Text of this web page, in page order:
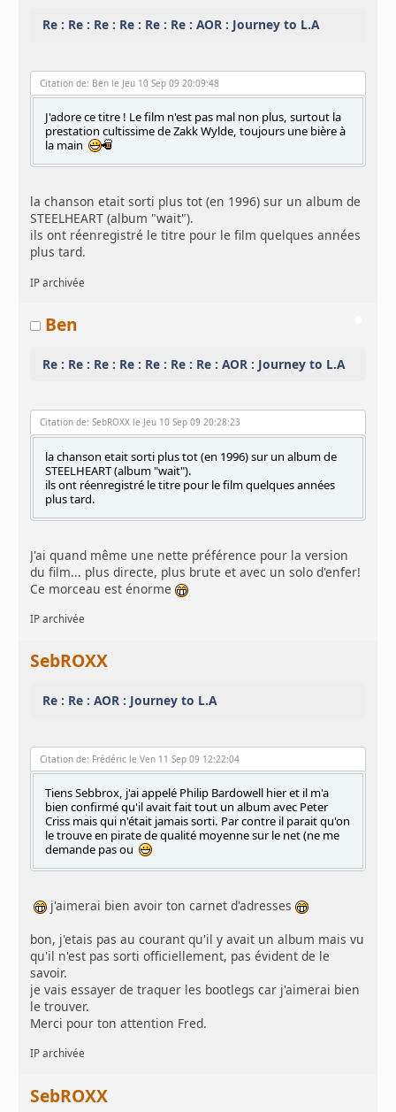
Re : Re : Re : Re : Re : Re : AOR : Journey to L.A
Citation de: Ben le Jeu 10 Sep 09 20:09:48
J'adore ce titre ! Le film n'est pas mal non plus, surtout la
prestation cultissime de Zakk Wylde, toujours une bière à
la main
la chanson etait sorti plus tot (en 1996) sur un album de
STEELHEART (album "wait").
ils ont réenregistré le titre pour le film quelques années
plus tard.
IP archivée
Ben
Re : Re : Re : Re : Re : Re : Re : AOR : Journey to L.A
Citation de: SebROXX le Jeu 10 Sep 09 20:28:23
la chanson etait sorti plus tot (en 1996) sur un album de
STEELHEART (album "wait").
ils ont réenregistré le titre pour le film quelques années
plus tard.
J'ai quand même une nette préférence pour la version
du film... plus directe, plus brute et avec un solo d'enfer!
Ce morceau est énorme
IP archivée
SebROXX
Re : Re : AOR : Journey to L.A
Citation de: Frédéric le Ven 11 Sep 09 12:22:04
Tiens Sebbrox, j'ai appelé Philip Bardowell hier et il m'a
bien confirmé qu'il avait fait tout un album avec Peter
Criss mais qui n'était jamais sorti. Par contre il parait qu'on
le trouve en pirate de qualité moyenne sur le net (ne me
demande pas ou
j'aimerai bien avoir ton carnet d'adresses
bon, j'etais pas au courant qu'il y avait un album mais vu
qu'il n'est pas sorti officiellement, pas évident de le
savoir.
je vais essayer de traquer les bootlegs car j'aimerai bien
le trouver.
Merci pour ton attention Fred.
IP archivée
SebROXX